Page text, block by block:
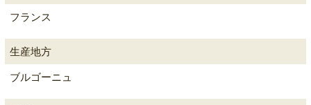
フランス
生産地方
ブルゴーニュ